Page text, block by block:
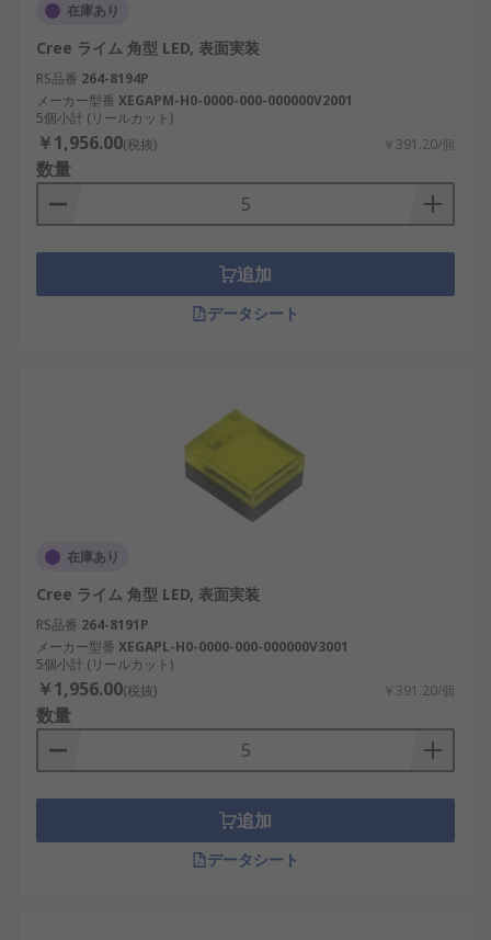
在庫あり
Cree ライム 角型 LED, 表面実装
RS品番 264-8194P
メーカー型番 XEGAPM-H0-0000-000-000000V2001
5個小計 (リールカット)
￥1,956.00(税抜) ￥391.20/個
数量
追加
データシート
在庫あり
Cree ライム 角型 LED, 表面実装
RS品番 264-8191P
メーカー型番 XEGAPL-H0-0000-000-000000V3001
5個小計 (リールカット)
￥1,956.00(税抜) ￥391.20/個
数量
追加
データシート